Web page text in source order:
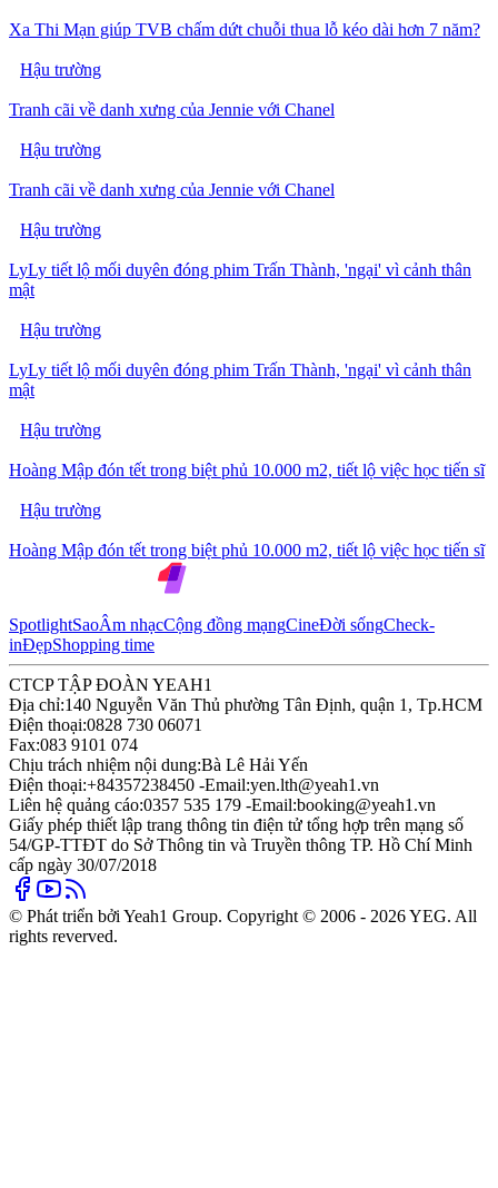
Xa Thi Mạn giúp TVB chấm dứt chuỗi thua lỗ kéo dài hơn 7 năm?
Hậu trường
Tranh cãi về danh xưng của Jennie với Chanel
Hậu trường
Tranh cãi về danh xưng của Jennie với Chanel
Hậu trường
LyLy tiết lộ mối duyên đóng phim Trấn Thành, 'ngại' vì cảnh thân
mật
Hậu trường
LyLy tiết lộ mối duyên đóng phim Trấn Thành, 'ngại' vì cảnh thân
mật
Hậu trường
Hoàng Mập đón tết trong biệt phủ 10.000 m2, tiết lộ việc học tiến sĩ
Hậu trường
Hoàng Mập đón tết trong biệt phủ 10.000 m2, tiết lộ việc học tiến sĩ
SpotlightSaoÂm nhạcCộng đồng mạngCineĐời sốngCheck-
inĐẹpShopping time
CTCP TẬP ĐOÀN YEAH1
Địa chỉ:140 Nguyễn Văn Thủ phường Tân Định, quận 1, Tp.HCM
Điện thoại:0828 730 06071
Fax:083 9101 074
Chịu trách nhiệm nội dung:Bà Lê Hải Yến
Điện thoại:+84357238450 -Email:yen.lth@yeah1.vn
Liên hệ quảng cáo:0357 535 179 -Email:booking@yeah1.vn
Giấy phép thiết lập trang thông tin điện tử tổng hợp trên mạng số
54/GP-TTĐT do Sở Thông tin và Truyền thông TP. Hồ Chí Minh
cấp ngày 30/07/2018
© Phát triển bởi Yeah1 Group. Copyright © 2006 - 2026 YEG. All
rights reverved.